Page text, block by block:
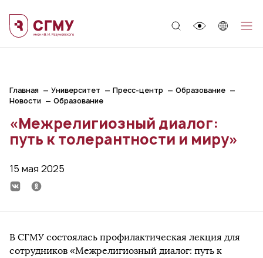
Главная Университет Пресс-центр
Образование
Новости
Образование
«Межрелигиозный диалог:
путь к толерантности и миру»
15 мая 2025
В СГМУ состоялась профилактическая лекция для
сотрудников «Межрелигиозный диалог: путь к